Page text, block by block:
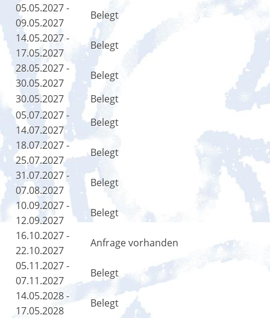
05.05.2027 -
09.05.2027
Belegt
14.05.2027 -
17.05.2027
Belegt
28.05.2027 -
30.05.2027
Belegt
30.05.2027
Belegt
05.07.2027 -
14.07.2027
Belegt
18.07.2027 -
25.07.2027
Belegt
31.07.2027 -
07.08.2027
Belegt
10.09.2027 -
12.09.2027
Belegt
16.10.2027 -
22.10.2027
Anfrage vorhanden
05.11.2027 -
07.11.2027
Belegt
14.05.2028 -
17.05.2028
Belegt